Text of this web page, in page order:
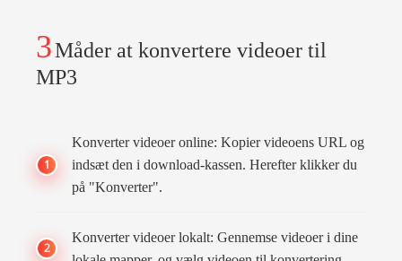
3Måder at konvertere videoer til
MP3
1
Konverter videoer online: Kopier videoens URL og
indsæt den i download-kassen. Herefter klikker du
på "Konverter".
2
Konverter videoer lokalt: Gennemse videoer i dine